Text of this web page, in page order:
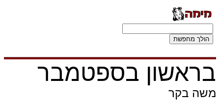
בראשון בספטמבר
משה בקר